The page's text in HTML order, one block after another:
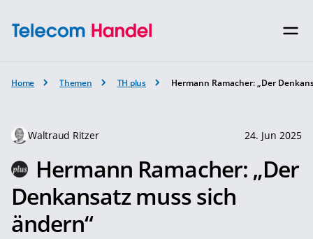
Home Themen TH plus Hermann Ramacher: „Der
Waltraud Ritzer 24. Jun 2025
Hermann Ramacher: „Der
Denkansatz muss sich
ändern“